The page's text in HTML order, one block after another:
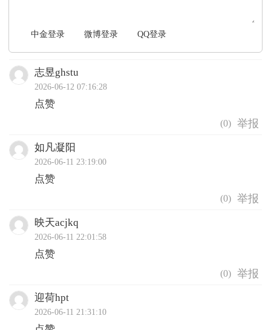
中金登录 微博登录 QQ登录
志昱ghstu
2026-06-12 07:16:28
点赞
(0)
如凡凝阳
2026-06-11 23:19:00
点赞
(0)
映天acjkq
2026-06-11 22:01:58
点赞
(0)
迎荷hpt
2026-06-11 21:31:10